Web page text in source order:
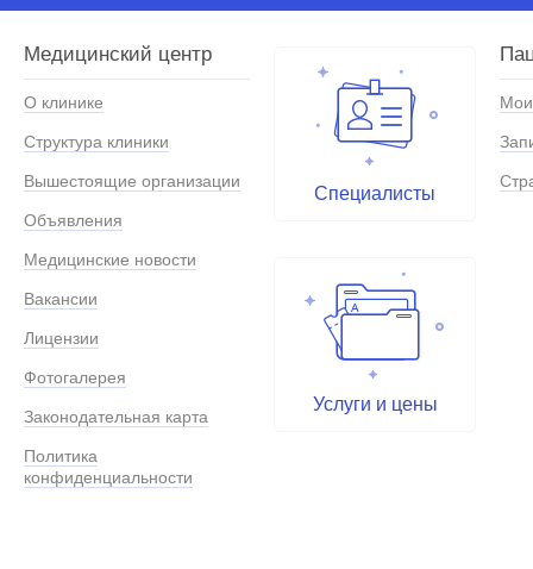
Медицинский центр
О клинике
Структура клиники
Вышестоящие организации
Объявления
Медицинские новости
Вакансии
Лицензии
Фотогалерея
Законодательная карта
Политика
конфиденциальности
Специалисты
Услуги и цены